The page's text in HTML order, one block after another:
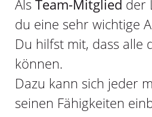
Als Team-Mitglied der
du eine sehr wichtige
Du hilfst mit, dass alle
können.
Dazu kann sich jeder
seinen Fähigkeiten